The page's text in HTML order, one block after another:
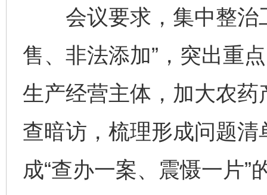
会议要求，集中整治
售、非法添加”，突出重
生产经营主体，加大农
查暗访，梳理形成问题
成“查办一案、震慑一片